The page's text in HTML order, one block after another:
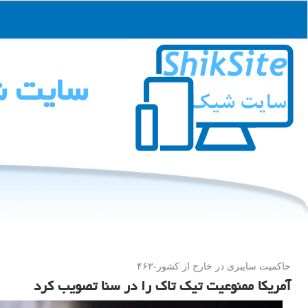
حاكمیت سایبری در خارج از كشور-۴۶۳
آمریکا ممنوعیت تیک تاک را در سنا تصویب کرد